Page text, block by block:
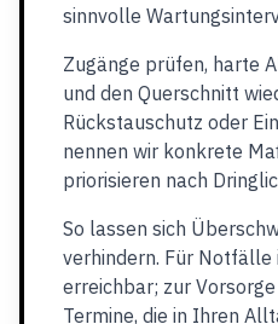
sinnvolle
Zugänge prüfen, harte
und den Querschnitt
Rückstauschutz oder
nennen wir konkrete
priorisieren nach
So lassen sich
verhindern. Für Notfälle
erreichbar; zur
Termine, die in Ihren